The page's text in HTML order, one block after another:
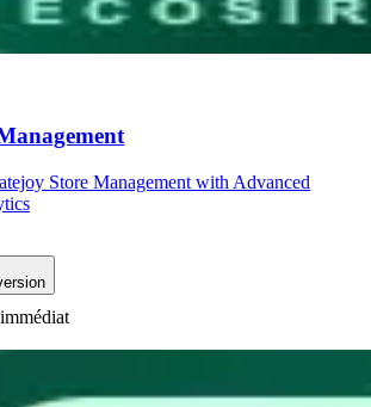
Store Management with Advanced